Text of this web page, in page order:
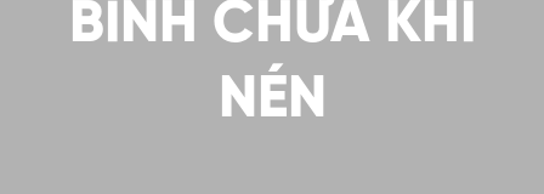
BÌNH CHỨA KHÍ
NÉN